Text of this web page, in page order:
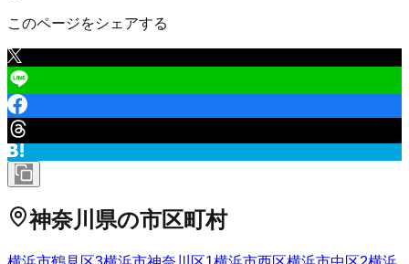
このページをシェアする
神奈川県の市区町村